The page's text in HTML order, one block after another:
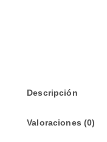
Descripción
Valoraciones (0)